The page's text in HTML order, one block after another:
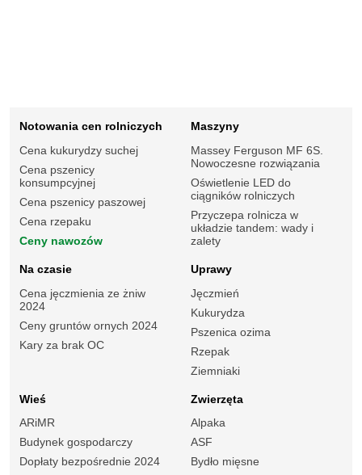
Notowania cen rolniczych
Cena kukurydzy suchej
Cena pszenicy
konsumpcyjnej
Cena pszenicy paszowej
Cena rzepaku
Ceny nawozów
Maszyny
Massey Ferguson MF 6S.
Nowoczesne rozwiązania
Oświetlenie LED do
ciągników rolniczych
Przyczepa rolnicza w
układzie tandem: wady i
zalety
Na czasie
Cena jęczmienia ze żniw
2024
Ceny gruntów ornych 2024
Kary za brak OC
Uprawy
Jęczmień
Kukurydza
Pszenica ozima
Rzepak
Ziemniaki
Wieś
ARiMR
Budynek gospodarczy
Dopłaty bezpośrednie 2024
Zwierzęta
Alpaka
ASF
Bydło mięsne